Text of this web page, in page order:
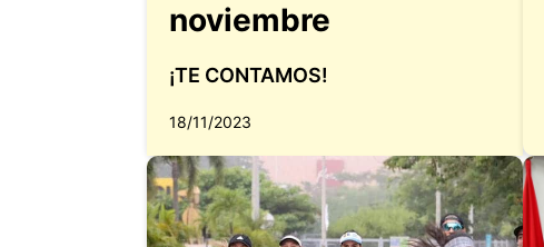
noviembre
¡TE CONTAMOS!
18/11/2023